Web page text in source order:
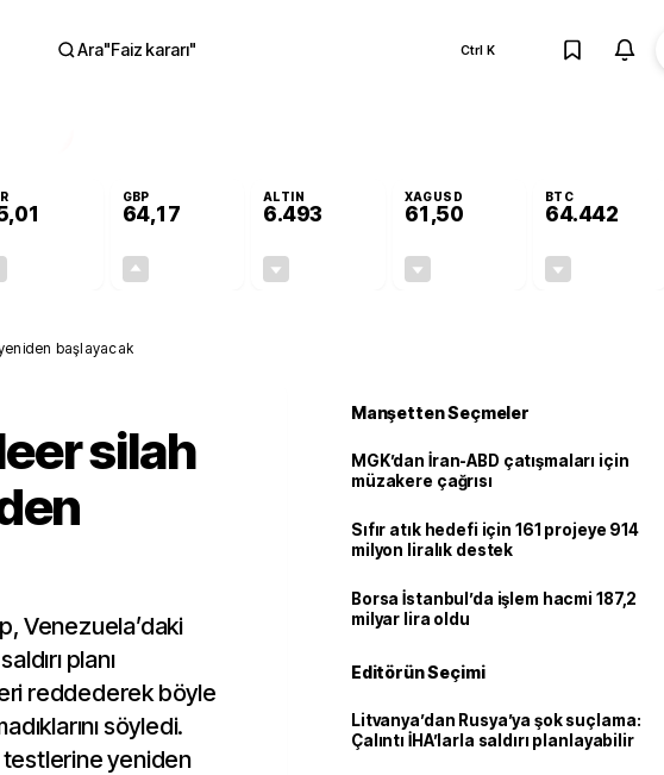
Ara"Faiz kararı" Ctrl K
GBP
64,17
ALTIN
6.493
XAGUSD
61,50
BTC
64.442
başlayacak
silah
Venezuela’daki
planı
reddederek böyle
söyledi.
testlerine yeniden
Manşetten Seçmeler
MGK’dan İran-ABD çatışmaları için
müzakere çağrısı
Sıfır atık hedefi için 161 projeye 914
milyon liralık destek
Borsa İstanbul’da işlem hacmi 187,2
milyar lira oldu
Editörün Seçimi
Litvanya’dan Rusya’ya şok suçlama:
Çalıntı İHA’larla saldırı planlayabilir